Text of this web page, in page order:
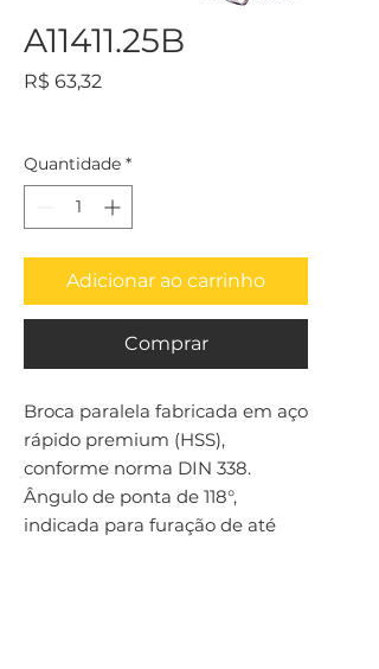
A11411.25B
R$ 63,32
Quantidade *
Adicionar ao carrinho
Comprar
Broca paralela fabricada em aço
rápido premium (HSS),
conforme norma DIN 338.
Ângulo de ponta de 118°,
indicada para furação de até